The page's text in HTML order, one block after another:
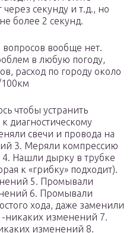
через секунду и т.д., но
более 2 секунд.
вообще нет.
в любую погоду,
расход по городу около
100км
чтобы устранить
диагностическому
свечи и провода на
3. Меряли компрессию
Нашли дырку в трубке
к «грибку» подходит).
5. Промывали
6. Промывали
хода, даже заменили
-никаких изменений 7.
изменений 8.